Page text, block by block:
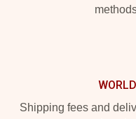
Shipping fees and